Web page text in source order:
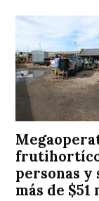
personas
más de